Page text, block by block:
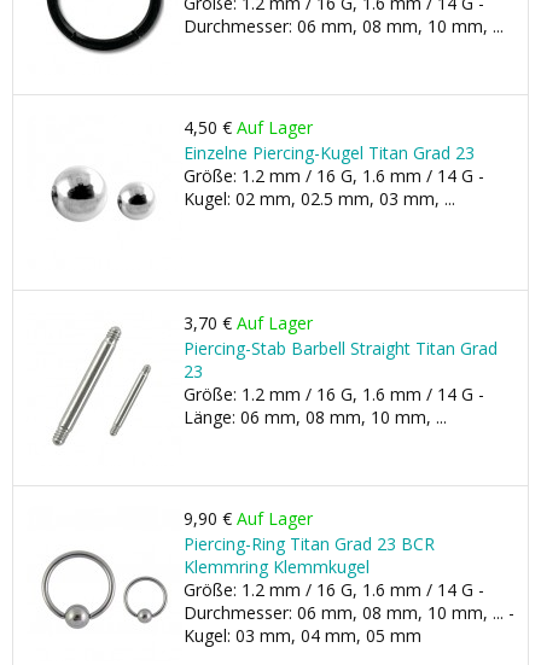
Durchmesser: 06 mm, 08 mm, 10 mm, ...
4,50 € Auf Lager
Einzelne Piercing-Kugel Titan Grad 23
Größe: 1.2 mm / 16 G, 1.6 mm / 14 G -
Kugel: 02 mm, 02.5 mm, 03 mm, ...
3,70 € Auf Lager
Piercing-Stab Barbell Straight Titan Grad
23
Größe: 1.2 mm / 16 G, 1.6 mm / 14 G -
Länge: 06 mm, 08 mm, 10 mm, ...
9,90 € Auf Lager
Piercing-Ring Titan Grad 23 BCR
Klemmring Klemmkugel
Größe: 1.2 mm / 16 G, 1.6 mm / 14 G -
Durchmesser: 06 mm, 08 mm, 10 mm, ... -
Kugel: 03 mm, 04 mm, 05 mm